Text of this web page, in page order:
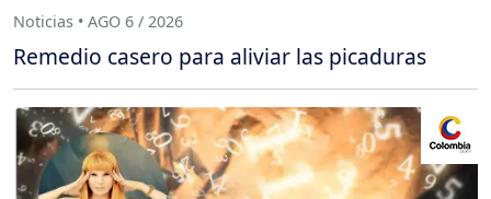
Noticias • AGO 6 / 2026
Remedio casero para aliviar las picaduras